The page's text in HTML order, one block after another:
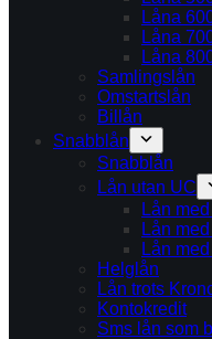
Låna
Låna
Låna
Samlingslån
Omstartslån
Billån
Snabblån
Snabblån
Lån utan UC
Lån
Lån
Lån
Helglån
Lån trots
Kontokredit
Sms lån som